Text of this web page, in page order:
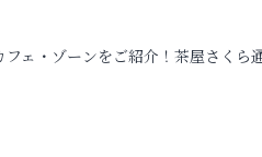
ェ・ゾーンをご紹介！茶屋さくら